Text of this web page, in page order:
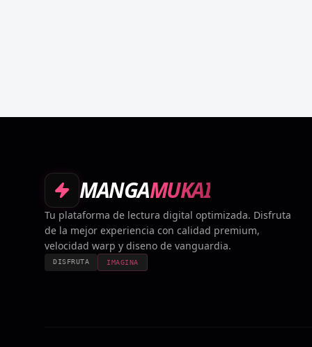
MANGAMUKAI
Tu plataforma de lectura digital optimizada. Disfruta
de la mejor experiencia con calidad premium,
velocidad warp y diseno de vanguardia.
DISFRUTA IMAGINA